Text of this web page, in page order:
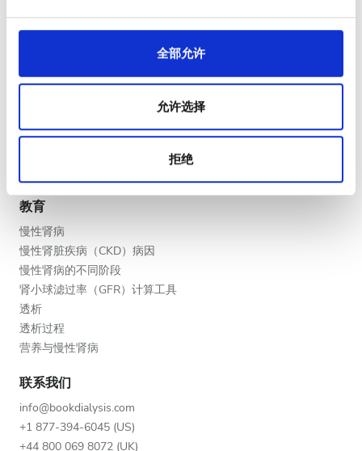
全部允许
允许选择
拒绝
上午
深夜
评分
好
非常好
优秀
团体咨询
旅行透析博客
医疗服务提供者
将您的诊所列入名单
教育
慢性肾病
慢性肾脏疾病（CKD）病因
慢性肾病的不同阶段
肾小球滤过率（GFR）计算工具
透析
透析过程
营养与慢性肾病
联系我们
info@bookdialysis.com
+1 877-394-6045 (US)
+44 800 069 8072 (UK)